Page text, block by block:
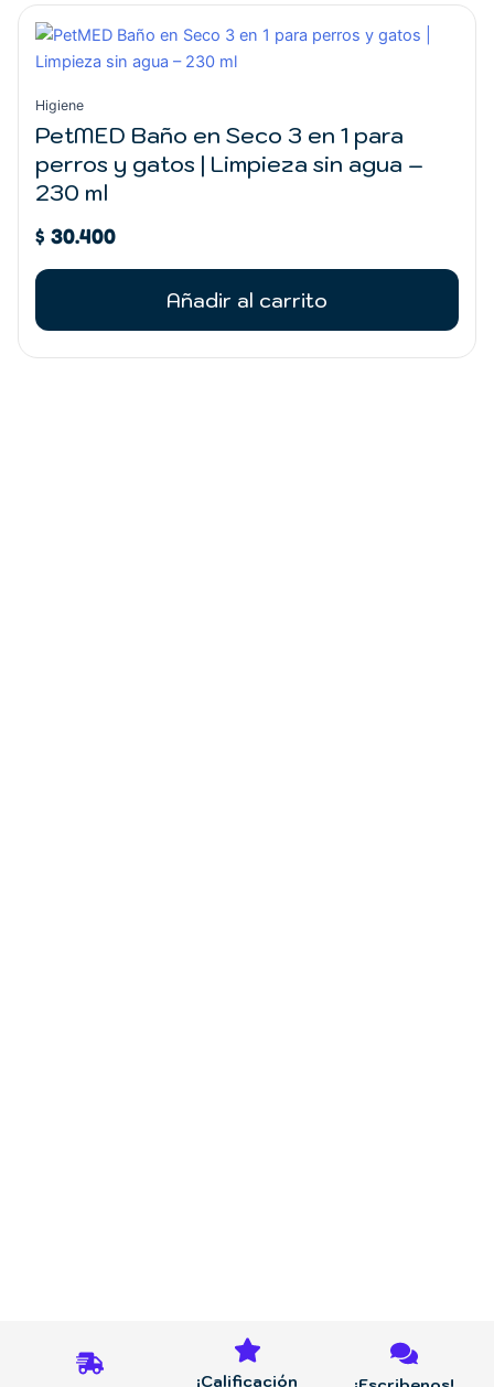
Higiene
PetMED Baño en Seco 3 en 1 para
perros y gatos | Limpieza sin agua –
230 ml
$ 30.400
Añadir al carrito
¡Calificación